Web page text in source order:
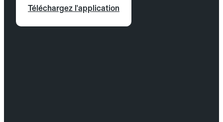
Téléchargez l'application